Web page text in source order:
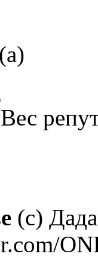
Вес
(с)